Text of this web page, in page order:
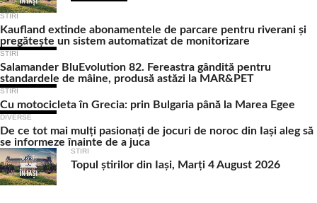
STIRI
Kaufland extinde abonamentele de parcare pentru riverani și
pregătește un sistem automatizat de monitorizare
STIRI
Salamander BluEvolution 82. Fereastra gândită pentru
standardele de mâine, produsă astăzi la MAR&PET
STIRI
Cu motocicleta în Grecia: prin Bulgaria până la Marea Egee
DIVERSE
De ce tot mai mulți pasionați de jocuri de noroc din Iași aleg să
se informeze înainte de a juca
STIRI
Topul știrilor din Iași, Marți 4 August 2026